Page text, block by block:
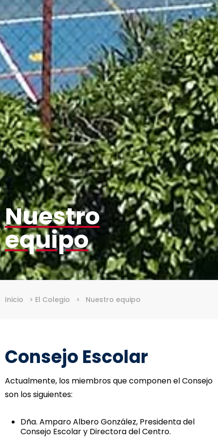
Nuestro
equipo
Inicio > El Colegio > Nuestro equipo
Consejo Escolar
Actualmente, los miembros que componen el Consejo
son los siguientes:
Dña. Amparo Albero González, Presidenta del
Consejo Escolar y Directora del Centro.